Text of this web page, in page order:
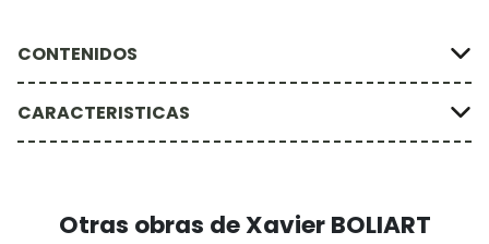
CONTENIDOS
CARACTERISTICAS
Otras obras de Xavier BOLIART